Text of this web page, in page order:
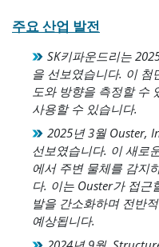
주요 산업 발전
SK키파운드리는
을 선보였습니다. 이 첨
도와 방향을 측정할 수
사용할 수 있습니다.
2025년 3월 Ouster,
선보였습니다. 이 새로
에서 주변 물체를 감지
다. 이는 Ouster가 접근
발을 간소화하며 전반
예상됩니다.